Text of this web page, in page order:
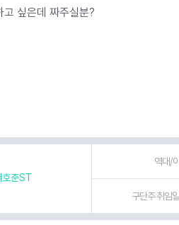
싶은데 짜주실분?
호준ST
역대/
구단주 취임